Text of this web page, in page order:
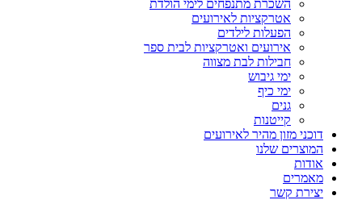
השכרת מתנפחים לימי הולדת
אטרקציות לאירועים
הפעלות לילדים
אירועים ואטרקציות לבית ספר
חבילות לבת מצווה
ימי גיבוש
ימי כיף
גנים
קייטנות
דוכני מזון מהיר לאירועים
המוצרים שלנו
אודות
מאמרים
יצירת קשר